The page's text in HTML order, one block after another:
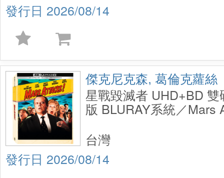
2026/08/14
傑克尼克森, 葛倫克蘿絲
星戰毀滅者 UHD+BD
版 BLURAY系統／Mars
2026/08/14
台灣